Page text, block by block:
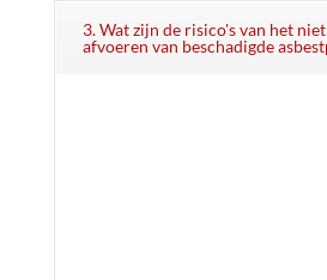
3. Wat zijn de risico's van het
afvoeren van beschadigde